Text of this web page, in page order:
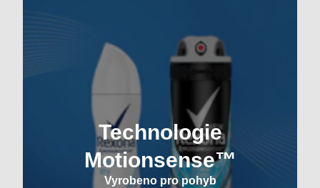
Technologie
Motionsense™
Vyrobeno pro pohyb